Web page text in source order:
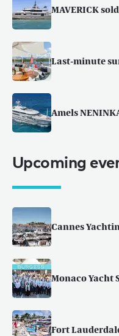
MAVERICK sold
Last-minute
Amels
Upcoming
Cannes
Monaco Yacht
Fort